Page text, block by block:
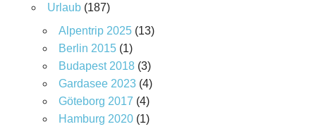
Urlaub(187)
Alpentrip 2025(13)
Berlin 2015(1)
Budapest 2018(3)
Gardasee 2023(4)
Göteborg 2017 (4)
Hamburg 2020(1)